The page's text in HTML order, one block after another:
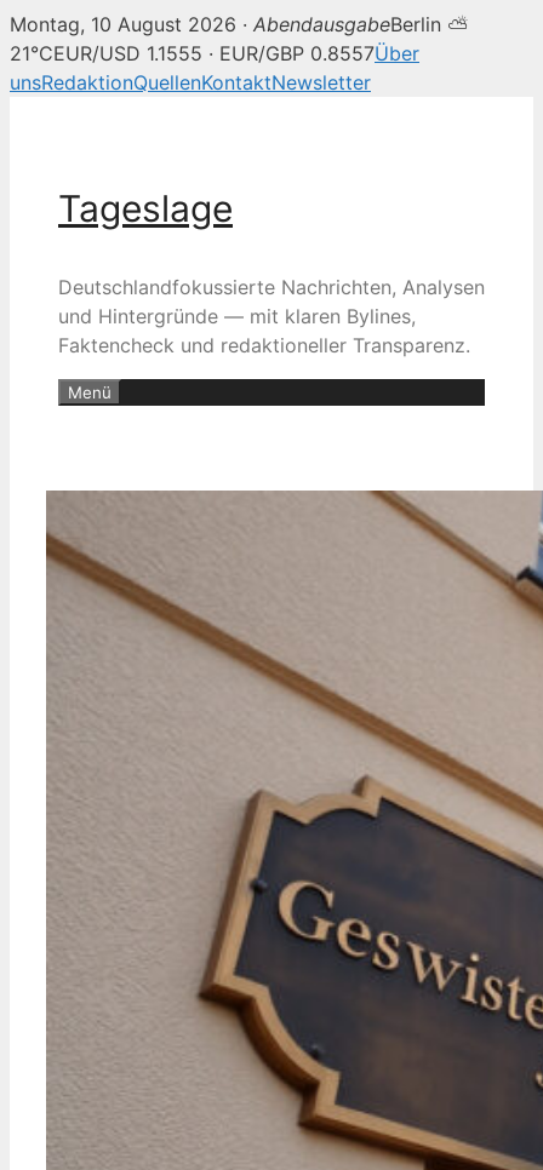
Montag, 10 August 2026 · AbendausgabeBerlin ⛅
21°CEUR/USD 1.1555 · EUR/GBP 0.8557Über
unsRedaktionQuellenKontaktNewsletter
Tageslage
Deutschlandfokussierte Nachrichten, Analysen
und Hintergründe — mit klaren Bylines,
Faktencheck und redaktioneller Transparenz.
Menü